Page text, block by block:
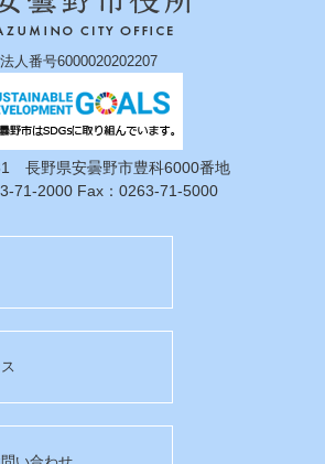
法人番号6000020202207
長野県安曇野市豊科6000番地
71-2000 Fax：0263-71-5000